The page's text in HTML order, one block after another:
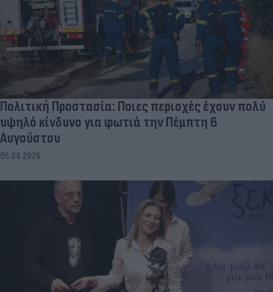
Πολιτική Προστασία: Ποιες περιοχές έχουν πολύ
υψηλό κίνδυνο για φωτιά την Πέμπτη 6
Αυγούστου
05.08.2026